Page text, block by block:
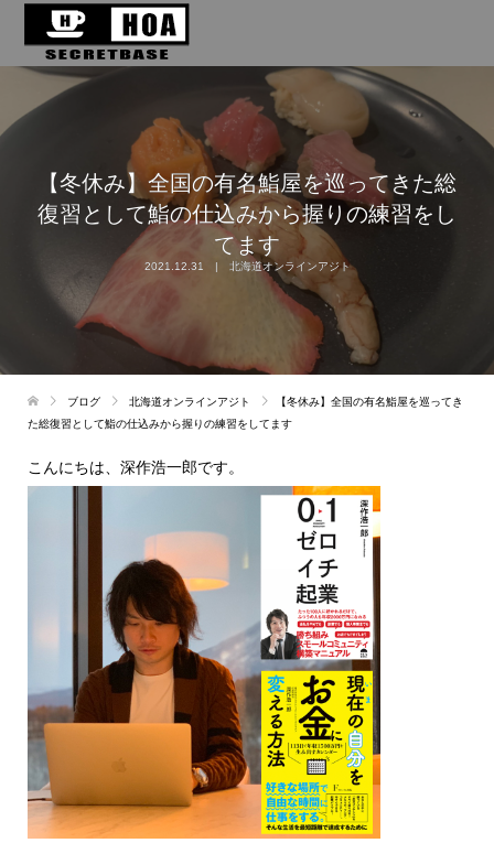
【冬休み】全国の有名鮨屋を巡ってきた総
復習として鮨の仕込みから握りの練習をし
てます
2021.12.31 北海道オンラインアジト
ブログ 北海道オンラインアジト
【冬休み】全国の有名鮨屋を巡ってき
た総復習として鮨の仕込みから握りの練習をしてます
こんにちは、深作浩一郎です。